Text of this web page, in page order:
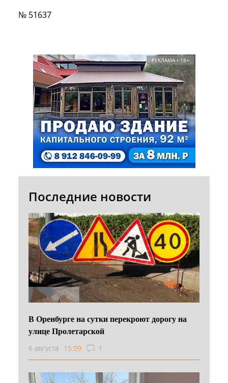
№ 51637
РЕКЛАМА • 18+
Последние новости
В Оренбурге на сутки перекроют дорогу на
улице Пролетарской
6 августа 15:09 1